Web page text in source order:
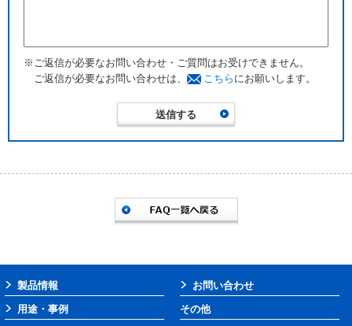
※ご返信が必要なお問い合わせ・ご質問はお受けできません。
ご返信が必要なお問い合わせは、
こちら にお願いします。
製品情報
用途・事例
お問い合わせ
その他